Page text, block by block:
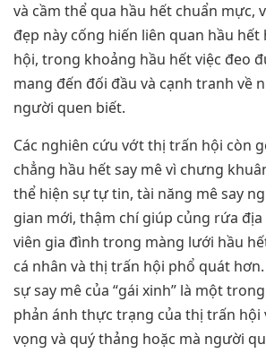
và cầm thể qua hầu hết chuẩn mực,
đẹp này cống hiến liên quan hầu
hội, trong khoảng hầu hết việc đeo
mang đến đối đầu và cạnh tranh về
người quen biết.
Các nghiên cứu vớt thị trấn hội còn
chẳng hầu hết say mê vì chưng
thể hiện sự tự tin, tài năng mê say
gian mới, thậm chí giúp củng rứa
viên gia đình trong màng lưới hầu
cá nhân và thị trấn hội phổ quát
sự say mê của “gái xinh” là một
phản ánh thực trạng của thị trấn hội
vọng và quý thảng hoặc mà người